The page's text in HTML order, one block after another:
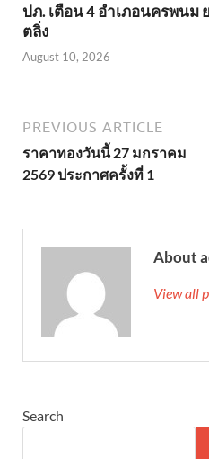
ปภ. เตือน 4 อำเภอนครพน
ตลิ่ง
August 10, 2026
PREVIOUS ARTICLE
ราคาทองวันนี้ 27 มกราคม
2569 ประกาศครั้งที่ 1
About
View all
Search